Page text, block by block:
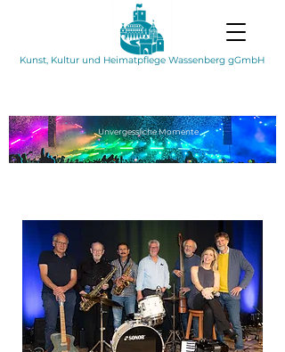
Kunst, Kultur und Heimatpflege Wassenberg gGmbH
UnvergesslicheMomente